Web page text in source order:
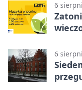
6
6